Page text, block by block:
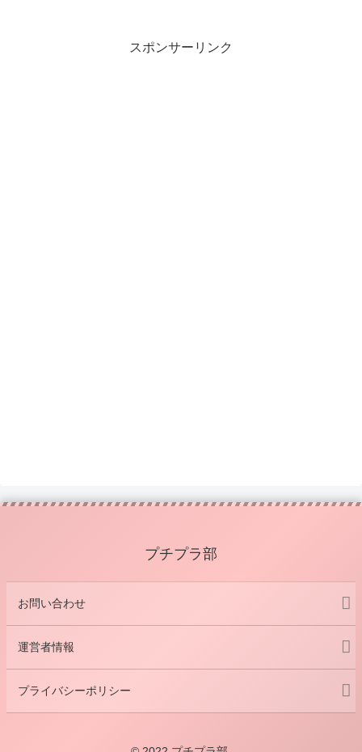
スポンサーリンク
プチプラ部
お問い合わせ
運営者情報
プライバシーポリシー